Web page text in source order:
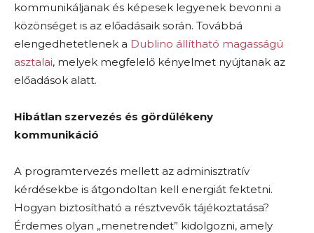
kommunikáljanak és képesek legyenek bevonni a
közönséget is az előadásaik során. Továbbá
elengedhetetlenek a Dublino állítható magasságú
asztalai, melyek megfelelő kényelmet nyújtanak az
előadások alatt.
Hibátlan szervezés és gördülékeny
kommunikáció
A programtervezés mellett az adminisztratív
kérdésekbe is átgondoltan kell energiát fektetni.
Hogyan biztosítható a résztvevők tájékoztatása?
Érdemes olyan „menetrendet” kidolgozni, amely